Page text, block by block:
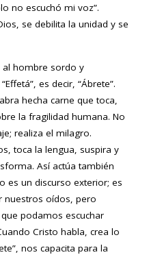
no escuchó mi voz”.
se debilita la unidad y se
al hombre sordo y
es decir, “Ábrete”.
hecha carne que toca,
la fragilidad humana. No
realiza el milagro.
toca la lengua, suspira y
Así actúa también
es un discurso exterior; es
nuestros oídos, pero
podamos escuchar
Cristo habla, crea lo
nos capacita para la